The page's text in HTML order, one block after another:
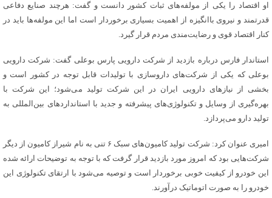
او اقتصاد را یکی از مولفه‌های ثبات کشور دانست و گفت: هرچند صنایع دفاعی
قدرتمند و نیروی باانگیزه از اهمیت بسیاری برخوردار است اما این مولفه‌ها باید در
کنار اقتصاد قوی و رضایت‌مندی مردم قرار گیرد.
استاندار فارس درباره بازدید از شرکت دارویی پارس بوعلی گفت: شرکت دارویی
بوعلی که یکی از شرکت‌های داروسازی با تولیدات قابل توجه در کشور است و
بخشی از نیازهای دارویی ایران در این شرکت تولید می‌شود؛ این شرکت با
بهره‌گیری از وسایل و تکنولوژی‌های پیشرفته و جدید با استانداردهای بین‌المللی به
تولید دارو می‌پردازد.
امیری عنوان کرد: شرکت تولید کامیون‌های سبک ۶ تنی به نام شیراز کامیون از دیگر
شرکت‌هایی بود که امروز مورد بازدید قرار گرفت که با توجه به توضیحات ارائه شده
این خودرو از کیفیت خوبی برخوردار است و توصیه می‌شود با ارتقای تکنولوژی این
خودرو را به صورت اتوماتیک درآورند.